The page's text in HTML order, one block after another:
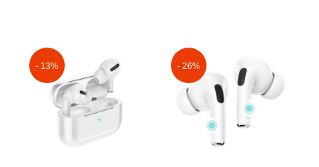
- 13% - 26%